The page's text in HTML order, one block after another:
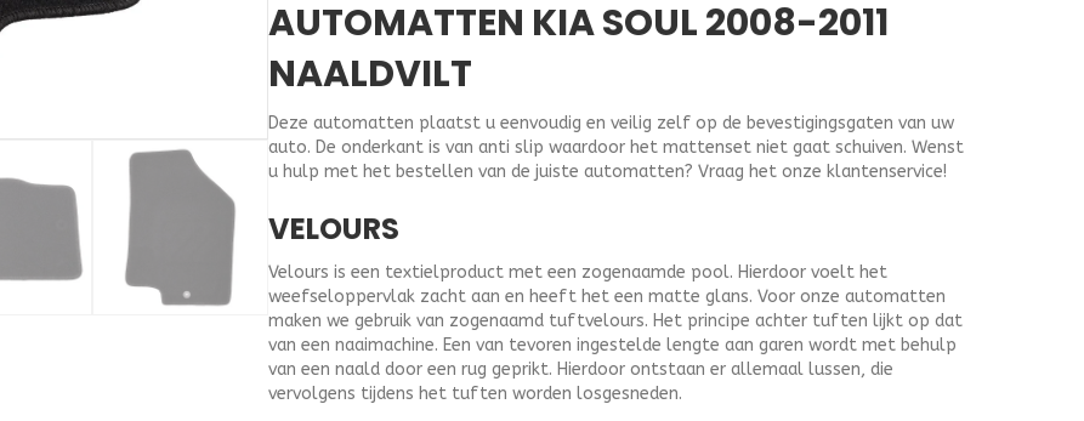
AUTOMATTEN KIA SOUL 2008-2011
NAALDVILT
Deze automatten plaatst u eenvoudig en veilig zelf op de bevestigingsgaten van uw
auto. De onderkant is van anti slip waardoor het mattenset niet gaat schuiven. Wenst
u hulp met het bestellen van de juiste automatten? Vraag het onze klantenservice!
VELOURS
Velours is een textielproduct met een zogenaamde pool. Hierdoor voelt het
weefseloppervlak zacht aan en heeft het een matte glans. Voor onze automatten
maken we gebruik van zogenaamd tuftvelours. Het principe achter tuften lijkt op dat
van een naaimachine. Een van tevoren ingestelde lengte aan garen wordt met behulp
van een naald door een rug geprikt. Hierdoor ontstaan er allemaal lussen, die
vervolgens tijdens het tuften worden losgesneden.